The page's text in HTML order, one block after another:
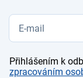
Přihlášením k
zpracováním